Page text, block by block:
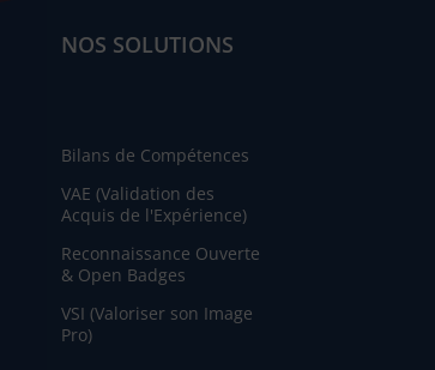
NOS SOLUTIONS
Bilans de Compétences
VAE (Validation des
Acquis de l'Expérience)
Reconnaissance Ouverte
& Open Badges
VSI (Valoriser son Image
Pro)